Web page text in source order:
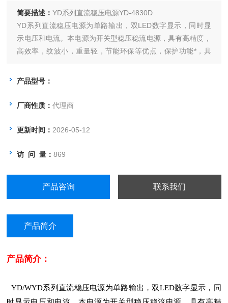
简要描述：YD系列直流稳压电源YD-4830D
YD系列直流稳压电源为单路输出，双LED数字显示，同时显
示电压和电流。本电源为开关型稳压稳流电源，具有高精度，
高效率，纹波小，重量轻，节能环保等优点，保护功能*，具
不被损坏。
产品型号：
厂商性质：代理商
更新时间： 2026-05-12
访 问 量：869
产品咨询 联系我们
产品简介
产品简介：
YD/WYD系列直流稳压电源为单路输出，双LED数字显示，同